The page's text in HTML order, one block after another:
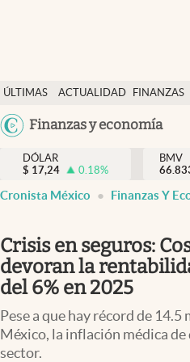
ÚLTIMAS
NOTICIAS
ACTUALIDAD
FINANZAS
Finanzas y economía
Actualidad
Finanzas y economía
Dólar y mercados
Brand Strategy
Pc y celular
Vida y estilo
Tv
DÓLAR
$ 17,24 0.18%
BMV
Cronista México Finanzas Y
Crisis en seguros:
devoran la
del 6% en 2025
Pese a que hay récord de
México, la inflación médica
sector.